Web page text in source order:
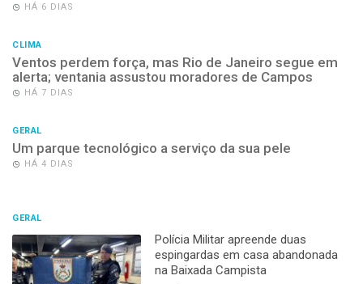
HÁ 6 DIAS
CLIMA
Ventos perdem força, mas Rio de Janeiro segue em
alerta; ventania assustou moradores de Campos
HÁ 7 DIAS
GERAL
Um parque tecnológico a serviço da sua pele
HÁ 4 DIAS
GERAL
Polícia Militar apreende duas
espingardas em casa abandonada
na Baixada Campista